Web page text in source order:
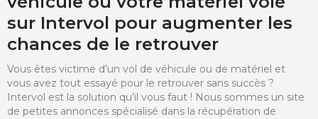
sur Intervol pour augmenter les
chances de le retrouver
Vous êtes victime d’un vol de véhicule ou de matériel et
vous avez tout essayé pour le retrouver sans succès ?
Intervol est la solution qu’il vous faut ! Nous sommes un site
de petites annonces spécialisé dans la récupération de